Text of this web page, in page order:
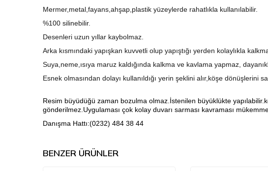
Mermer,metal,fayans,ahşap,plastik yüzeylerde rahatlıkla kullanılabilir.
%100 silinebilir.
Desenleri uzun yıllar kaybolmaz.
Arka kısmındaki yapışkan kuvvetli olup yapıştığı yerden kolaylıkla
Suya,neme,ısıya maruz kaldığında kalkma ve kavlama yapmaz,
Esnek olmasından dolayı kullanıldığı yerin şeklini alır,köşe dönüşlerini
Resim büyüdüğü zaman bozulma olmaz.İstenilen büyüklükte
gönderilmez.Uygulaması çok kolay duvarı sarması kavraması
Danışma Hattı:(0232) 484 38 44
BENZER ÜRÜNLER